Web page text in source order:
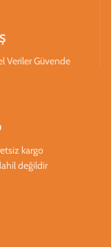
Veriler Güvende
kargo
değildir